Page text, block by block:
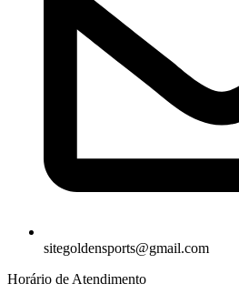
sitegoldensports@gmail.com
Horário de Atendimento